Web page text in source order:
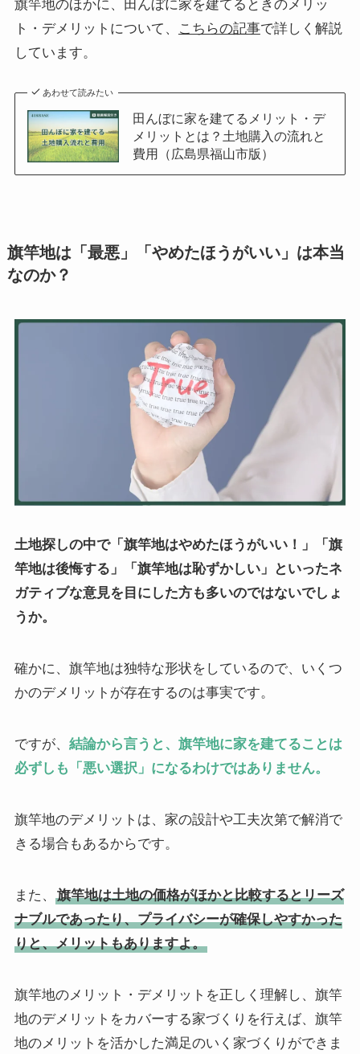
旗竿地のほかに、田んぼに家を建てるときのメリッ
ト・デメリットについて、
こちらの記事で詳しく解説
しています。
あわせて読みたい
田んぼに家を建てるメリット・デ
メリットとは？土地購入の流れと
費用（広島県福山市版）
旗竿地は「最悪」「やめたほうがいい」は本当
なのか？
土地探しの中で「旗竿地はやめたほうがいい！」「旗
竿地は後悔する」「旗竿地は恥ずかしい」といったネ
ガティブな意見を目にした方も多いのではないでしょ
うか。
確かに、旗竿地は独特な形状をしているので、いくつ
かのデメリットが存在するのは事実です。
ですが、 結論から言うと、旗竿地に家を建てることは
必ずしも「悪い選択」になるわけではありません。
旗竿地のデメリットは、家の設計や工夫次第で解消で
きる場合もあるからです。
また、
旗竿地は土地の価格がほかと比較するとリーズ
ナブルであったり、プライバシーが確保しやすかった
りと、メリットもありますよ。
旗竿地のメリット・デメリットを正しく理解し、旗竿
地のデメリットをカバーする家づくりを行えば、旗竿
地のメリットを活かした満足のいく家づくりができま